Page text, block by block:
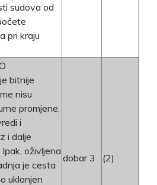
sudova od
pri kraju
bitnije
nisu
promjene,
i
i dalje
oživljena
je cesta
uklonjen
dobar 3 (2)